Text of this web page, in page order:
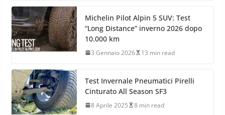
Michelin Pilot Alpin 5 SUV: Test
“Long Distance” inverno 2026 dopo
10.000 km
3 Gennaio 2026 13 min read
Test Invernale Pneumatici Pirelli
Cinturato All Season SF3
8 Aprile 2025 8 min read